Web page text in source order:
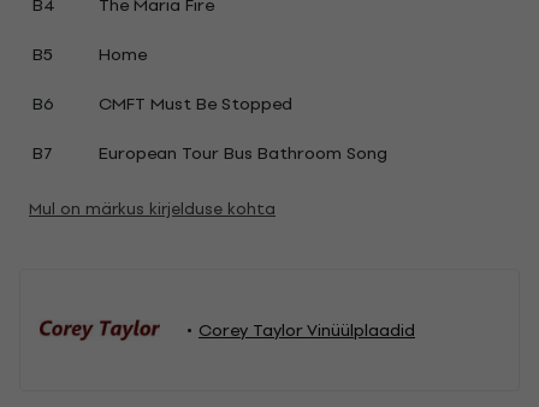
B4
The Maria Fire
B5
Home
B6
CMFT Must Be Stopped
B7
European Tour Bus Bathroom Song
Mul on märkus kirjelduse kohta
Corey Taylor Vinüülplaadid